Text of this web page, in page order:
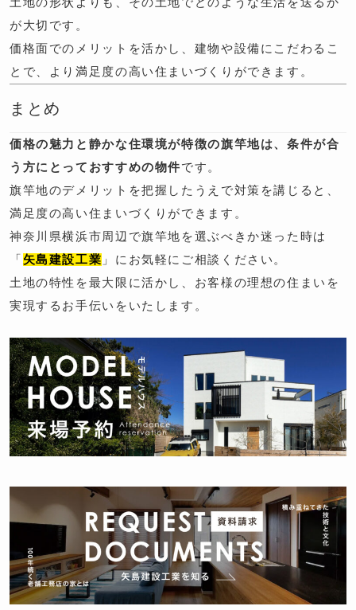
土地の形状よりも、その土地でどのような生活を送るか
が大切です。
価格面でのメリットを活かし、建物や設備にこだわるこ
とで、より満足度の高い住まいづくりができます。
まとめ
価格の魅力と静かな住環境が特徴の旗竿地は、条件が合
う方にとっておすすめの物件です。
旗竿地のデメリットを把握したうえで対策を講じると、
満足度の高い住まいづくりができます。
神奈川県横浜市周辺で旗竿地を選ぶべきか迷った時は
「 矢島建設工業 」にお気軽にご相談ください。
土地の特性を最大限に活かし、お客様の理想の住まいを
実現するお手伝いをいたします。